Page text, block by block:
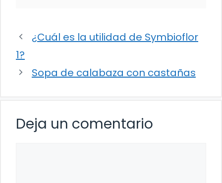
¿Cuál es la utilidad de Symbioflor
1?
Sopa de calabaza con castañas
Deja un comentario